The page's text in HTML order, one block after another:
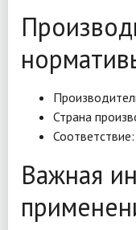
Страна
Важная